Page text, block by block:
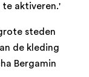
te aktiveren.'
steden
de kleding
Bergamin